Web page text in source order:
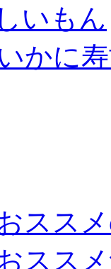
いもん
かに
スス
スス